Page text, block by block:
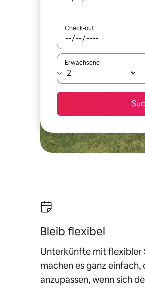
Check-out
Erwachsene
Bleib flexibel
Unterkünfte mit flexibler
machen es ganz einfach,
anzupassen, wenn sich